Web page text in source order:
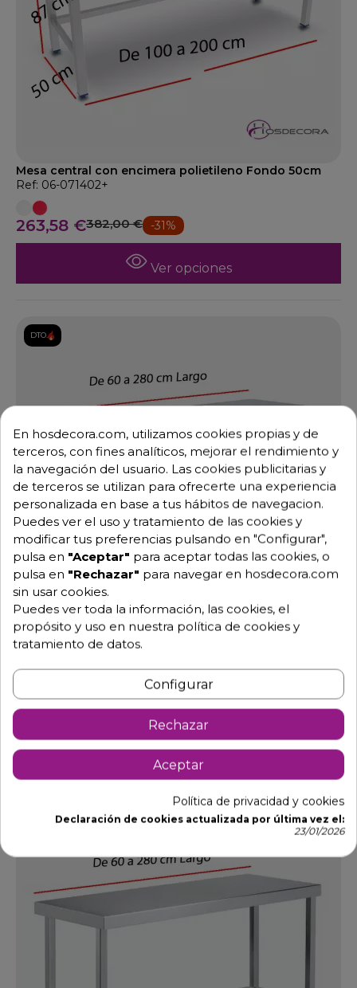
Mesa central con encimera polietileno Fondo 50cm
Ref: 06-071402+
263,58 €382,00 € -31%
Ver opciones
DTO.
Mesa BAJA para coccion Fondo 70 cm. Desde 60 a 280
Ref: 02-MC0B070+
266,80 €460,00 € -42%
Ver opciones
En hosdecora.com, utilizamos cookies propias y de
terceros, con fines analíticos, mejorar el rendimiento y
la navegación del usuario. Las cookies publicitarias y
de terceros se utilizan para ofrecerte una experiencia
personalizada en base a tus hábitos de navegacion.
Puedes ver el uso y tratamiento de las cookies y
modificar tus preferencias pulsando en "Configurar",
pulsa en "Aceptar" para aceptar todas las cookies, o
pulsa en "Rechazar" para navegar en hosdecora.com
sin usar cookies.
Puedes ver toda la información, las cookies, el
propósito y uso en nuestra política de cookies y
tratamiento de datos.
Configurar
Rechazar
Aceptar
Política de privacidad y cookies
Declaración de cookies actualizada por última vez el:
23/01/2026